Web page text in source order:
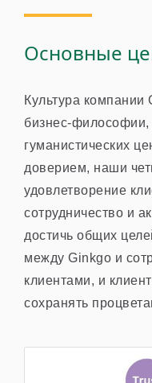
Основные
Культура компании
бизнес-философии,
гуманистических
доверием, наши
удовлетворение
сотрудничество и
достичь общих
между Ginkgo и
клиентами, и
сохранять